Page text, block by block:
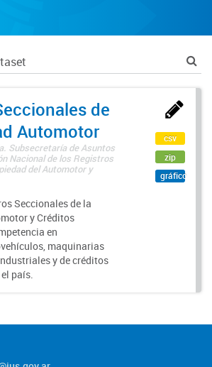
de
Automotor
Subsecretaría de Asuntos
Nacional de los Registros
del Automotor y
Seccionales de la
y Créditos
en
maquinarias
y de créditos
país.
csv
zip
gráfico